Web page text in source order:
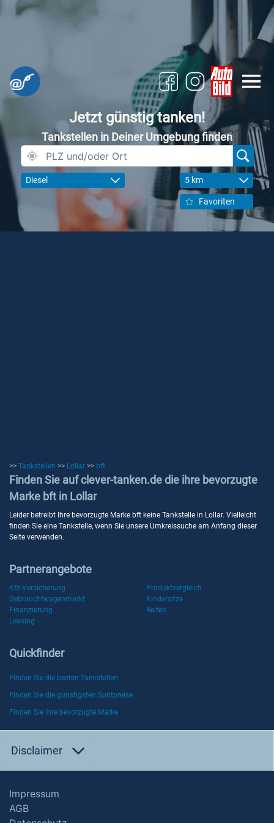
Jetzt günstig tanken!
Tankstellen in Deiner Umgebung finden
Diesel 5 km
Favoriten
>> Tankstellen >> Lollar >> bft
Finden Sie auf clever-tanken.de die ihre bevorzugte
Marke bft in Lollar
Leider betreibt Ihre bevorzugte Marke bft keine Tankstelle in Lollar. Vielleicht
finden Sie eine Tankstelle, wenn Sie unsere Umkreissuche am Anfang dieser
Seite verwenden.
Partnerangebote
Kfz-Versicherung
Produktvergleich
Gebrauchtwagenmarkt
Kindersitze
Finanzierung
Reifen
Leasing
Quickfinder
Finden Sie die besten Tankstellen
Finden Sie die günstigsten Spritpreise
Finden Sie Ihre bevorzugte Marke
Disclaimer
Impressum
AGB